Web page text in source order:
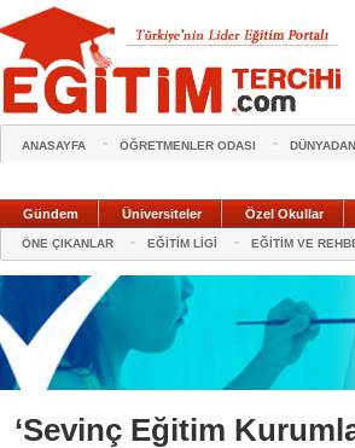
ANASAYFA ÖĞRETMENLER ODASI
Gündem Üniversiteler Özel Okullar
ÖNE ÇIKANLAR EĞİTİM LİGİ EĞİTİM VE
‘Sevinç Eğitim